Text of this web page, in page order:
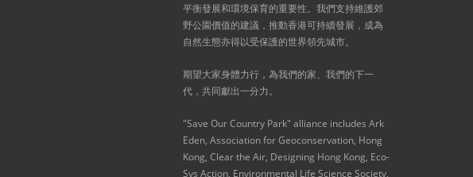
平衡發展和環境保育的重要性。我們支持維護郊
野公園價值的建議，推動香港可持續發展，成為
自然生態亦得以受保護的世界領先城市。
期望大家身體力行，為我們的家、我們的下一
代，共同獻出一分力。
"Save Our Country Park" alliance includes Ark
Eden, Association for Geoconservation, Hong
Kong, Clear the Air, Designing Hong Kong, Eco-
Sys Action, Environmental Life Science Society,